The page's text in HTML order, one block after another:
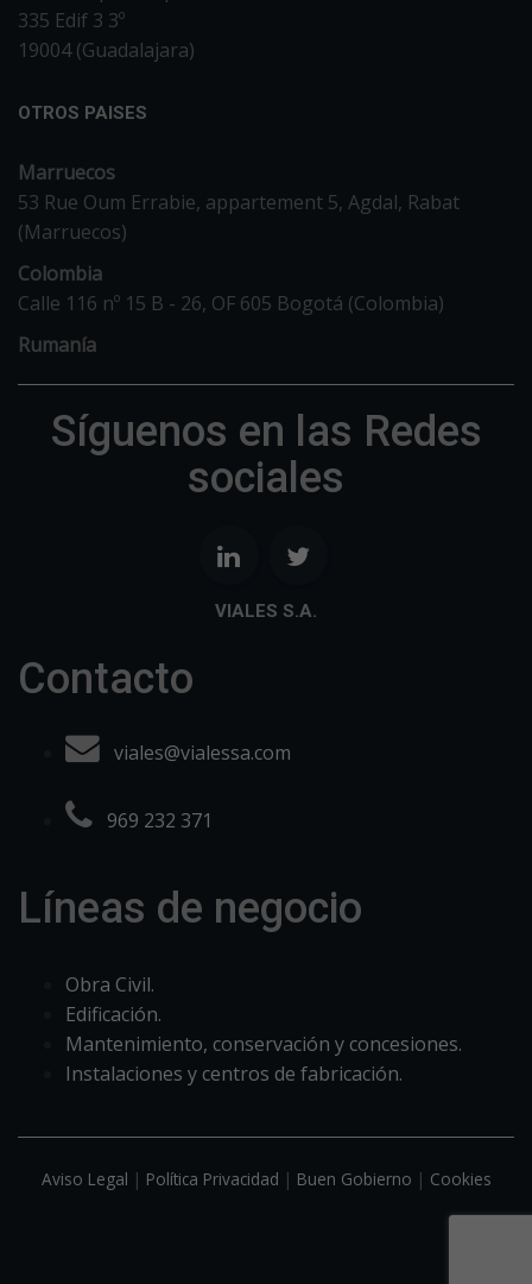
335 Edif 3 3º
19004 (Guadalajara)
OTROS PAISES
Marruecos
53 Rue Oum Errabie, appartement 5, Agdal, Rabat
(Marruecos)
Colombia
Calle 116 nº 15 B - 26, OF 605 Bogotá (Colombia)
Rumanía
Síguenos en las Redes
sociales
VIALES S.A.
Contacto
viales@vialessa.com
969 232 371
Líneas de negocio
Obra Civil.
Edificación.
Mantenimiento, conservación y concesiones.
Instalaciones y centros de fabricación.
Aviso Legal | Política Privacidad | Buen Gobierno | Cookies